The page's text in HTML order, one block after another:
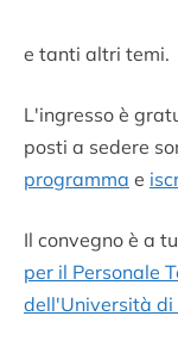
e tanti altri temi.
L'ingresso è
posti a sedere
programma e
Il convegno è a
per il Personale
dell'Università di